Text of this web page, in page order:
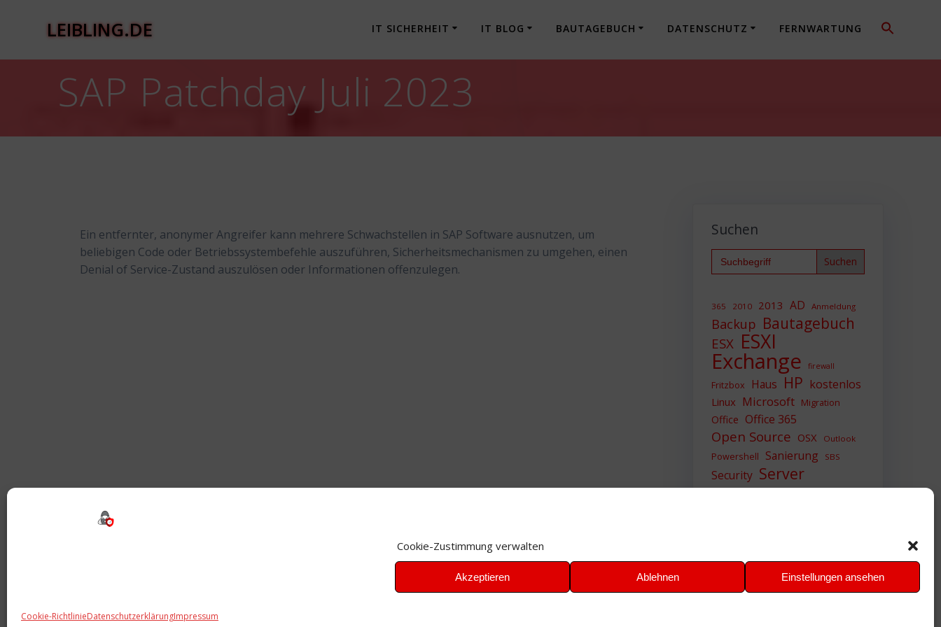
Cookie-Zustimmung verwalten
Akzeptieren Ablehnen Einstellungen ansehen
Cookie-RichtlinieDatenschutzerklärungImpressum
LEIBLING.DE IT SICHERHEIT IT BLOG BAUTAGEBUCH DATENSCHUTZ FERNWARTUNG
SAP Patchday Juli 2023
Ein entfernter, anonymer Angreifer kann mehrere Schwachstellen in SAP Software ausnutzen, um
beliebigen Code oder Betriebssystembefehle auszuführen, Sicherheitsmechanismen zu umgehen, einen
Denial of Service-Zustand auszulösen oder Informationen offenzulegen.
Suchen
Search
for:
365 2010 2013 AD Anmeldung
Backup Bautagebuch
ESX ESXI
Exchange firewall
Fritzbox Haus HP kostenlos
Linux Microsoft Migration
Office Office 365
Open Source OSX Outlook
Powershell Sanierung SBS
Security Server
Sicherheit SIEM
VMWare VPN WAZUH
Windows Zertifikat